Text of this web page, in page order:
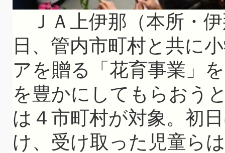
ＪＡ上伊那（本所・
日、管内市町村と共に
アを贈る「花育事業」
を豊かにしてもらおう
は４市町村が対象。初
け、受け取った児童ら